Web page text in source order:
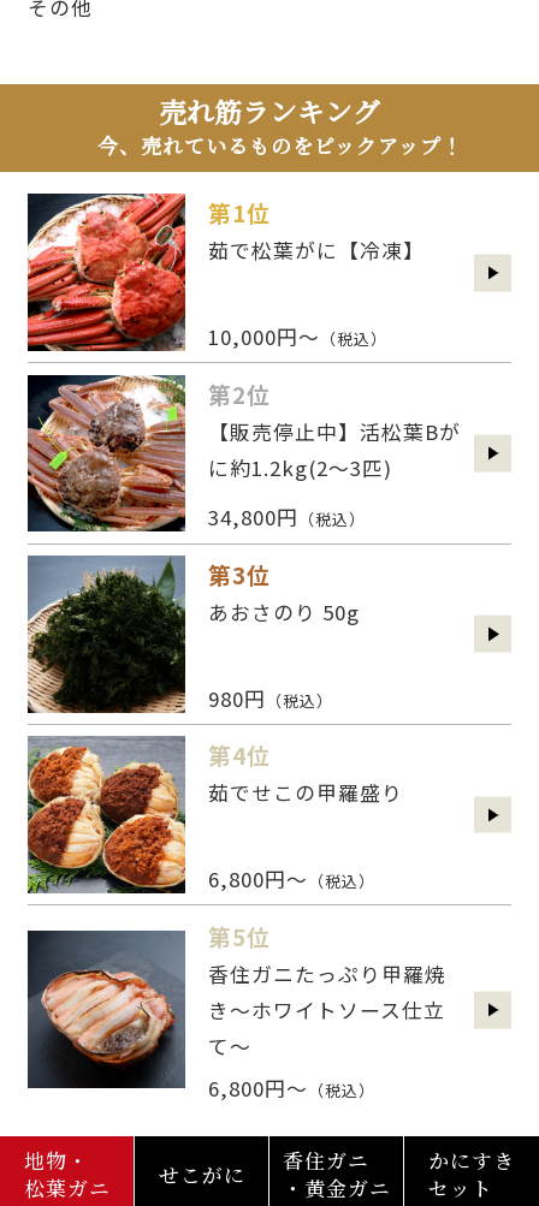
その他
売れ筋ランキング
今、売れているものをピックアップ！
第1位
茹で松葉がに【冷凍】
10,000円～ （税込）
第2位
【販売停止中】活松葉Bが
に約1.2kg(2〜3匹)
34,800円 （税込）
第3位
あおさのり 50g
980円 （税込）
第4位
茹でせこの甲羅盛り
6,800円～ （税込）
第5位
香住ガニたっぷり甲羅焼
き～ホワイトソース仕立
て～
6,800円～ （税込）
地物・
松葉ガニ
せこがに
香住ガニ
・黄金ガニ
かにすき
セット